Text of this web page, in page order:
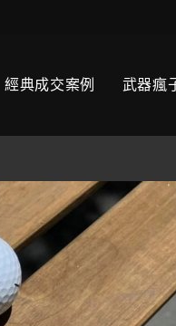
經典成交案例 武器瘋